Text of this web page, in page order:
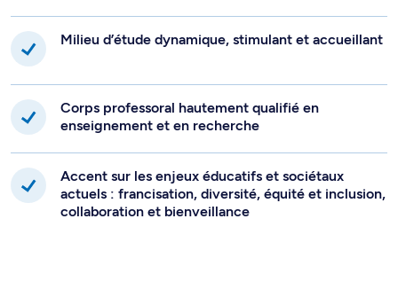
Milieu d’étude dynamique, stimulant et accueillant
Corps professoral hautement qualifié en
enseignement et en recherche
Accent sur les enjeux éducatifs et sociétaux
actuels : francisation, diversité, équité et inclusion,
collaboration et bienveillance